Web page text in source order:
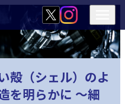
殻（シェル）のよ
を明らかに ～細